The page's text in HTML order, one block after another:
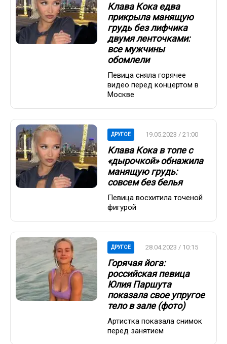
Клава Кока едва
прикрыла манящую
грудь без лифчика
двумя ленточками:
все мужчины
обомлели
Певица сняла горячее
видео перед концертом в
Москве
ДРУГОЕ 19.05.2023 / 21:00
Клава Кока в топе с
«дырочкой» обнажила
манящую грудь:
совсем без белья
Певица восхитила точеной
фигурой
ДРУГОЕ 28.04.2023 / 10:15
Горячая йога:
российская певица
Юлия Паршута
показала свое упругое
тело в зале (фото)
Артистка показала снимок
перед занятием